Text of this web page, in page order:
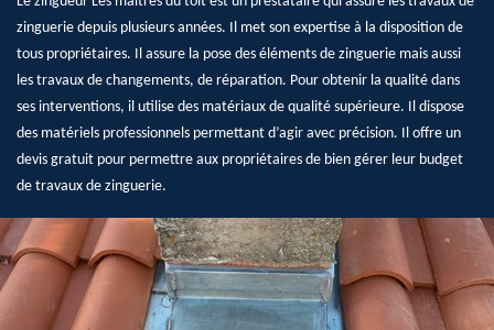
zinguerie depuis plusieurs années. Il met son expertise à la disposition de
tous propriétaires. Il assure la pose des éléments de zinguerie mais aussi
les travaux de changements, de réparation. Pour obtenir la qualité dans
ses interventions, il utilise des matériaux de qualité supérieure. Il dispose
des matériels professionnels permettant d’agir avec précision. Il offre un
devis gratuit pour permettre aux propriétaires de bien gérer leur budget
de travaux de zinguerie.